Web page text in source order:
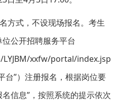
方式，不设现场报名。考生
公开招聘服务平台
xxfw/portal/index.jsp
台”）注册报名，根据岗位要
信息”，按照系统的提示依次